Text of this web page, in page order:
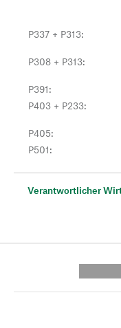
P337 + P313:
P308 + P313:
P391:
P403 + P233:
P405:
P501:
Verantwortlicher